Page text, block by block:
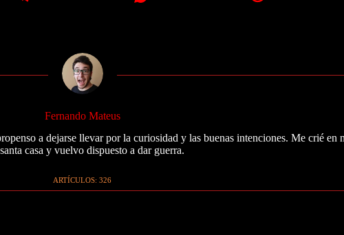
Fernando Mateus
a dejarse llevar por la curiosidad y las buenas intenciones. Me crié en
casa y vuelvo dispuesto a dar guerra.
ARTÍCULOS: 326